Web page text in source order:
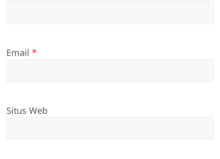
Email*
Situs Web